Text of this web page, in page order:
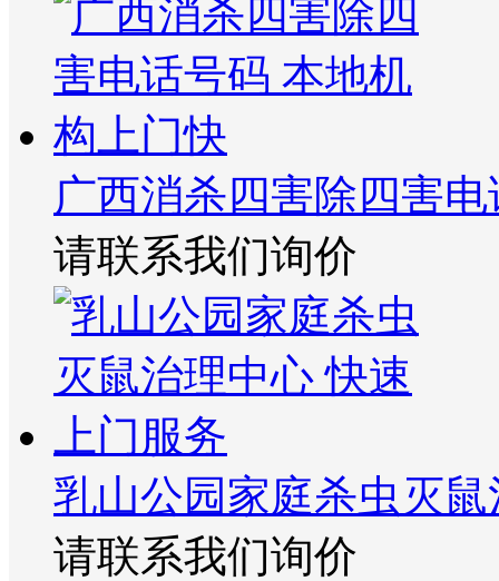
广西消杀四害除四害
请联系我们询价
乳山公园家庭杀虫灭
请联系我们询价